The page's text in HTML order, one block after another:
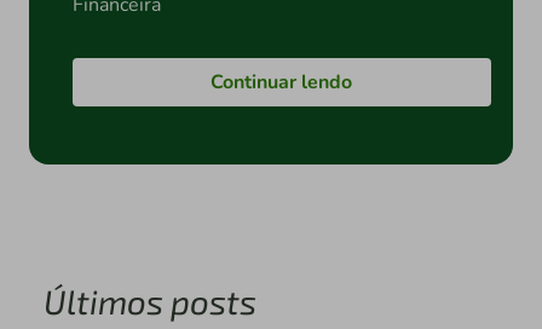
Continuar lendo
Últimos posts